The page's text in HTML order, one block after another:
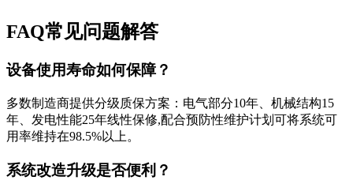
FAQ常见问题解答
设备使用寿命如何保障？
多数制造商提供分级质保方案：电气部分10年、机械结构15
年、发电性能25年线性保修,配合预防性维护计划可将系统可
用率维持在98.5%以上。
系统改造升级是否便利？